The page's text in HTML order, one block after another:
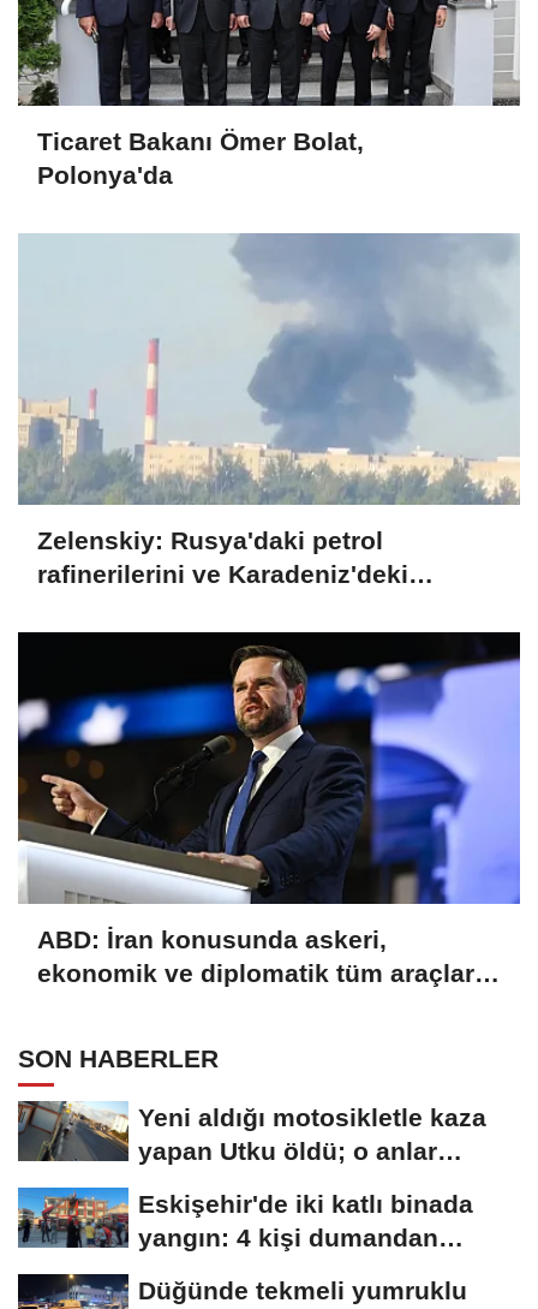
Ticaret Bakanı Ömer Bolat,
Polonya'da
Zelenskiy: Rusya'daki petrol
rafinerilerini ve Karadeniz'deki
ABD: İran konusunda askeri,
ekonomik ve diplomatik tüm araçlar
SON HABERLER
Yeni aldığı motosikletle kaza
yapan Utku öldü; o anlar
Eskişehir'de iki katlı binada
yangın: 4 kişi dumandan
Düğünde tekmeli yumruklu